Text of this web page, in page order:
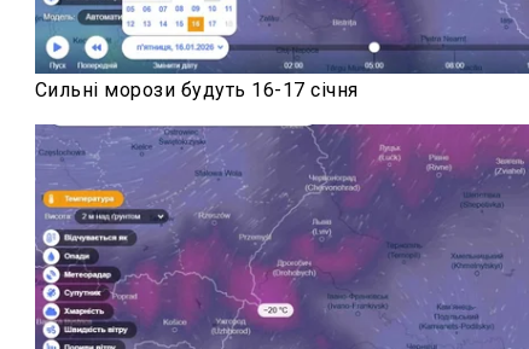
Сильні морози будуть 16-17 січня